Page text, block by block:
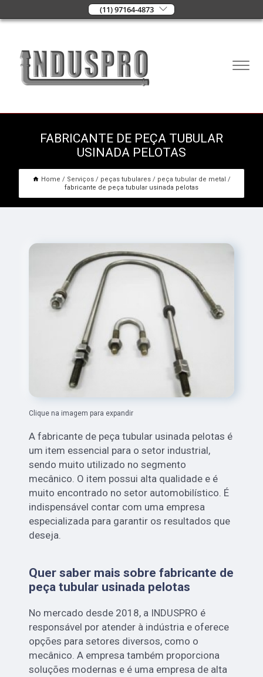
(11) 97164-4873
FABRICANTE DE PEÇA TUBULAR
USINADA PELOTAS
Home Serviços peças tubulares
peça tubular de metal
fabricante de peça tubular usinada pelotas
Clique na imagem para expandir
A fabricante de peça tubular usinada pelotas é
um item essencial para o setor industrial,
sendo muito utilizado no segmento
mecânico. O item possui alta qualidade e é
muito encontrado no setor automobilístico. É
indispensável contar com uma empresa
especializada para garantir os resultados que
deseja.
Quer saber mais sobre fabricante de
peça tubular usinada pelotas
No mercado desde 2018, a INDUSPRO é
responsável por atender à indústria e oferece
opções para setores diversos, como o
mecânico. A empresa também proporciona
soluções modernas e é uma empresa de alta